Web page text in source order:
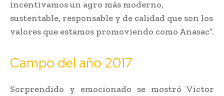
incentivamos un agro más moderno,
sustentable, responsable y de calidad que son los
valores que estamos promoviendo como Anasac”.
Campo del año 2017
Sorprendido y emocionado se mostró Victor